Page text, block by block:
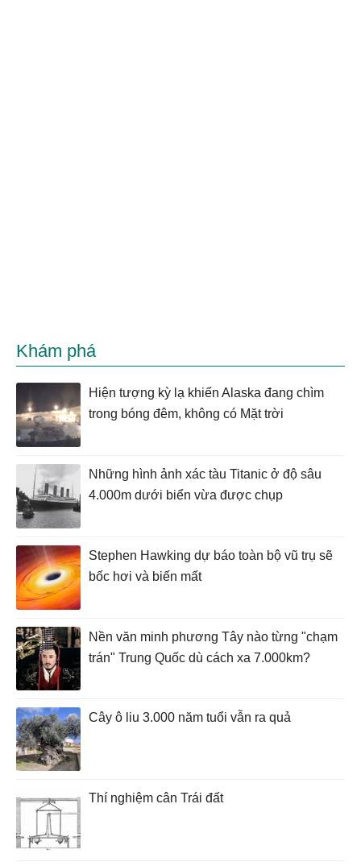
Khám phá
Hiện tượng kỳ lạ khiến Alaska đang chìm
trong bóng đêm, không có Mặt trời
Những hình ảnh xác tàu Titanic ở độ sâu
4.000m dưới biển vừa được chụp
Stephen Hawking dự báo toàn bộ vũ trụ sẽ
bốc hơi và biến mất
Nền văn minh phương Tây nào từng "chạm
trán" Trung Quốc dù cách xa 7.000km?
Cây ô liu 3.000 năm tuổi vẫn ra quả
Thí nghiệm cân Trái đất